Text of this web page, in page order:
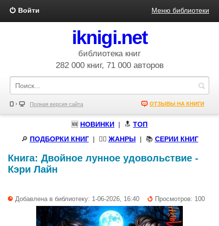
Войти Меню библиотеки
iknigi.net
библиотека книг
282 000 книг, 71 000 авторов
Полная версия сайта ОТЗЫВЫ НА КНИГИ
🆕 НОВИНКИ | 🔝 ТОП
🔎 ПОДБОРКИ КНИГ| 🧝‍♀️ ЖАНРЫ | 📚 СЕРИИ КНИГ
Книга: Двойное лунное удовольствие -
Кэри Лайн
Добавлена в библиотеку: 1-06-2026, 16:40 Просмотров: 100